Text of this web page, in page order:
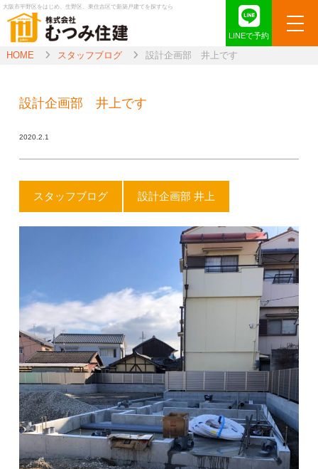
大阪市平野区をはじめ、生野区、東住吉区で新築戸建てを探すなら
LINEで予約
HOME スタッフブログ 設計企画部 井上です
設計企画部 井上です
2020.2.1
スタッフブログ 設計企画部 井上